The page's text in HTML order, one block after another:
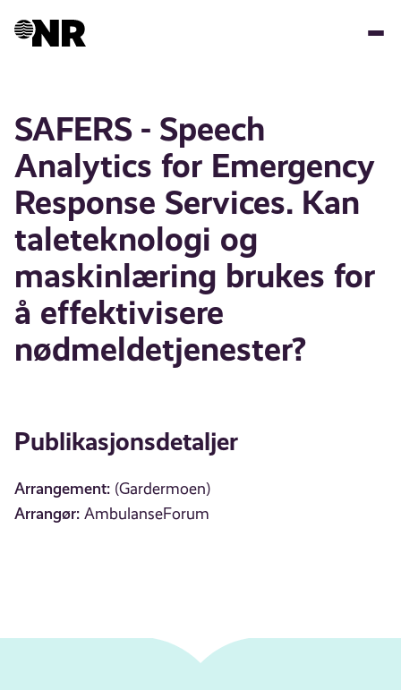
SAFERS - Speech
Analytics for Emergency
Response Services. Kan
taleteknologi og
maskinlæring brukes for
å effektivisere
nødmeldetjenester?
Publikasjonsdetaljer
Arrangement: (Gardermoen)
Arrangør: AmbulanseForum